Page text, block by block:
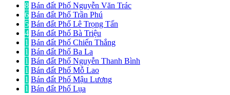
8 Bán đất Phố Nguyễn Văn Trác
6 Bán đất Phố Trần Phú
5 Bán đất Phố Lê Trọng Tấn
4 Bán đất Phố Bà Triệu
1 Bán đất Phố Chiến Thắng
1 Bán đất Phố Ba La
1 Bán đất Phố Nguyễn Thanh Bình
1 Bán đất Phố Mỗ Lao
1 Bán đất Phố Mậu Lương
1 Bán đất Phố Lụa